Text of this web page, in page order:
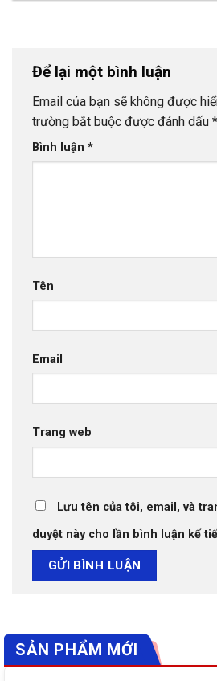
Để lại một bình luận
Email của bạn sẽ không được
trường bắt buộc được đánh dấu *
Bình luận *
Tên
Email
Trang web
Lưu tên của tôi, email, và
duyệt này cho lần bình luận kế
SẢN PHẨM MỚI